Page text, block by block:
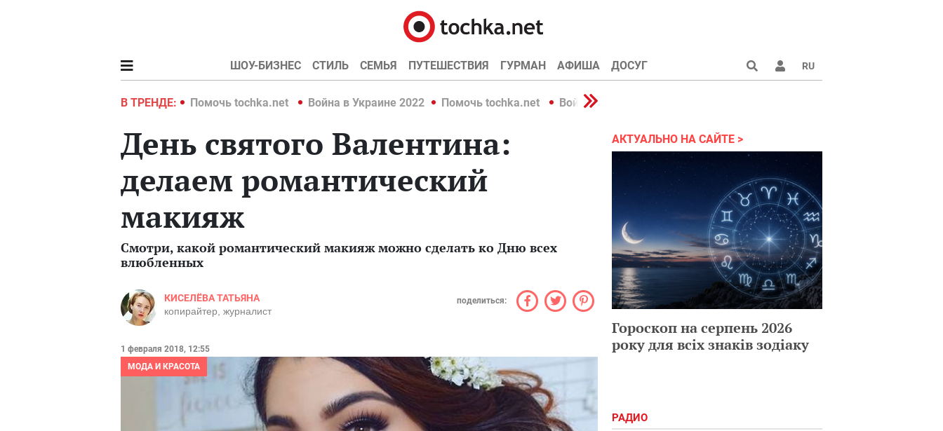
ШОУ-БИЗНЕС СТИЛЬ СЕМЬЯ ПУТЕШЕСТВИЯ ГУРМАН АФИША ДОСУГ RU
В ТРЕНДЕ:
Война в Украине 2022 Помочь tochka.net Война в Украине 2022 Помочь tochka.net Война в Украине 2022
День святого Валентина:
делаем романтический
макияж
Смотри, какой романтический макияж можно сделать ко Дню всех
влюбленных
КИСЕЛЁВА ТАТЬЯНА
копирайтер, журналист
поделиться:
1 февраля 2018, 12:55
МОДА И КРАСОТА
АКТУАЛЬНО НА САЙТЕ
Гороскоп на серпень 2026
року для всіх знаків зодіаку
РАДИО